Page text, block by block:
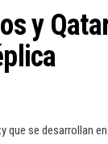
y
se desarrollan